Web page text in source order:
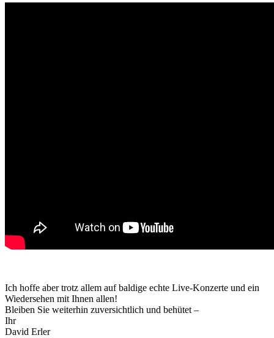
Ich hoffe aber trotz allem auf baldige echte Live-Konzerte und ein
Wiedersehen mit Ihnen allen!
Bleiben Sie weiterhin zuversichtlich und behütet –
Ihr
David Erler